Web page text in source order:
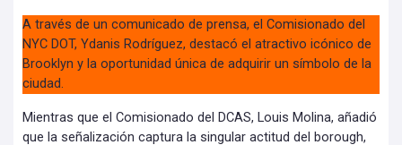
A través de un comunicado de prensa, el Comisionado del
NYC DOT, Ydanis Rodríguez, destacó el atractivo icónico de
Brooklyn y la oportunidad única de adquirir un símbolo de la
ciudad.
Mientras que el Comisionado del DCAS, Louis Molina, añadió
que la señalización captura la singular actitud del borough,